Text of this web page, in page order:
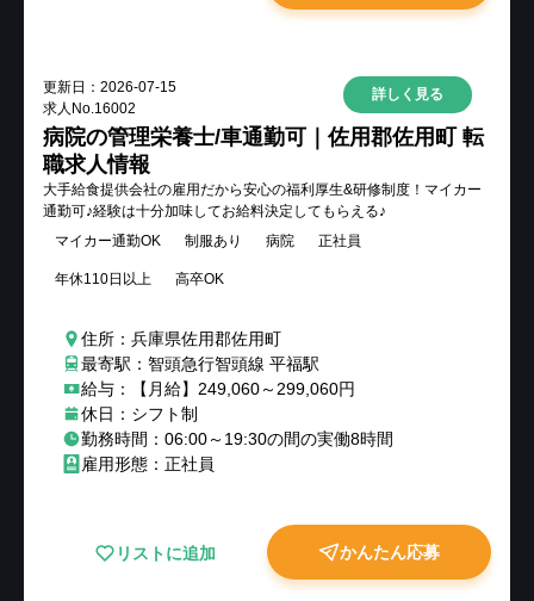
更新日： 2026-07-15
求人No.16002
詳しく見る
病院の管理栄養士/車通勤可｜佐用郡佐用町 転
職求人情報
大手給食提供会社の雇用だから安心の福利厚生&研修制度！マイカー
通勤可♪経験は十分加味してお給料決定してもらえる♪
マイカー通勤OK
制服あり 病院 正社員
年休110日以上 高卒OK
住所：兵庫県佐用郡佐用町
最寄駅：智頭急行智頭線 平福駅
給与：【月給】249,060～299,060円
休日：シフト制
勤務時間：06:00～19:30の間の実働8時間
雇用形態：正社員
リストに追加 かんたん応募